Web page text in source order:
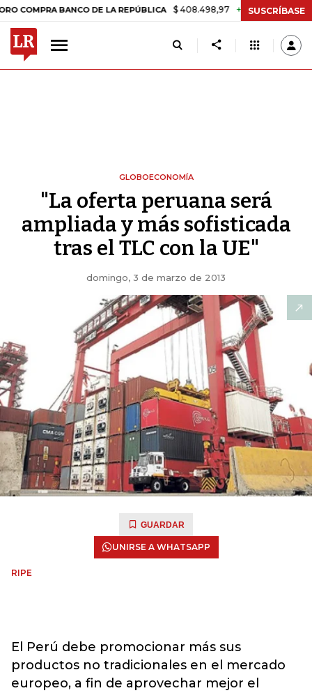
BANCO DE LA REPÚBLICA $ 408.498,97 +$ 8.753,81 +2,19%
SUSCRÍBASE
GLOBOECONOMÍA
"La oferta peruana será
ampliada y más sofisticada
tras el TLC con la UE"
domingo, 3 de marzo de 2013
GUARDAR
UNIRSE A WHATSAPP
RIPE
El Perú debe promocionar más sus
productos no tradicionales en el mercado
europeo, a fin de aprovechar mejor el